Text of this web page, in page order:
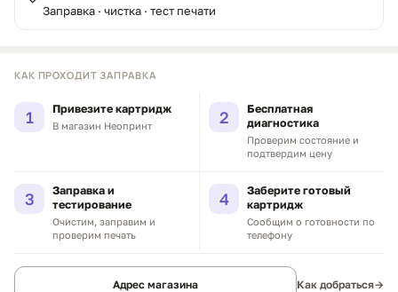
Заправка · чистка · тест печати
КАК ПРОХОДИТ ЗАПРАВКА
1 Привезите картридж
В магазин Неопринт 2
Бесплатная
диагностика
Проверим состояние и
подтвердим цену
3
Заправка и
тестирование
Очистим, заправим и
проверим печать
4
Заберите готовый
картридж
Сообщим о готовности по
телефону
Адрес магазина Как добраться→